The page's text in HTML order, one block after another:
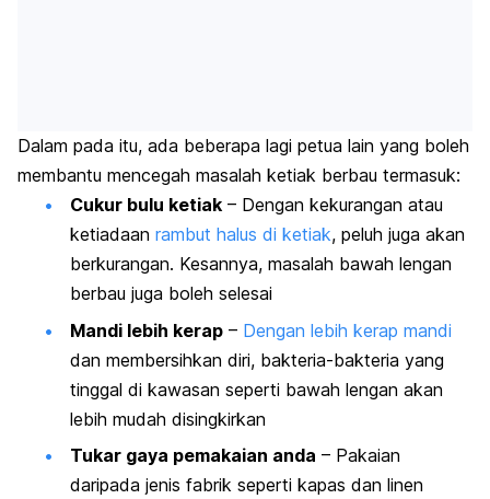
Dalam pada itu, ada beberapa lagi petua lain yang boleh
membantu mencegah masalah ketiak berbau termasuk:
Cukur bulu ketiak – Dengan kekurangan atau
ketiadaan rambut halus di ketiak, peluh juga akan
berkurangan. Kesannya, masalah bawah lengan
berbau juga boleh selesai
Mandi lebih kerap – Dengan lebih kerap mandi
dan membersihkan diri, bakteria-bakteria yang
tinggal di kawasan seperti bawah lengan akan
lebih mudah disingkirkan
Tukar gaya pemakaian anda – Pakaian
daripada jenis fabrik seperti kapas dan linen